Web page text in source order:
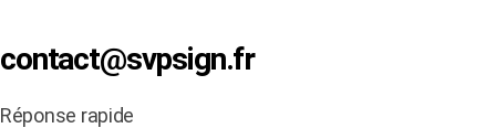
contact@svpsign.fr
Réponse rapide